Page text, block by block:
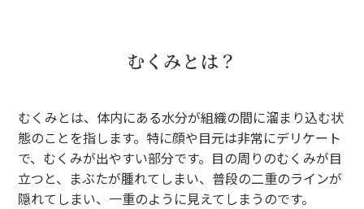
むくみとは？
むくみとは、体内にある水分が組織の間に溜まり込む状
態のことを指します。特に顔や目元は非常にデリケート
で、むくみが出やすい部分です。目の周りのむくみが目
立つと、まぶたが腫れてしまい、普段の二重のラインが
隠れてしまい、一重のように見えてしまうのです。